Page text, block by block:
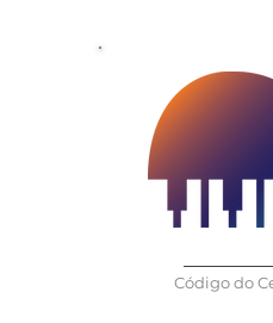
Código do